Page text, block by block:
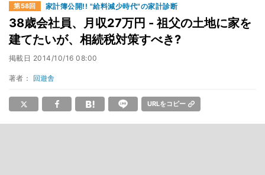
第58回 家計簿公開!! "給料減少時代"の家計診断
38歳会社員、月収27万円 - 祖父の土地に家を
建てたいが、相続税対策すべき?
掲載日 2014/10/16 08:00
著者： 回遊舎
URLをコピー